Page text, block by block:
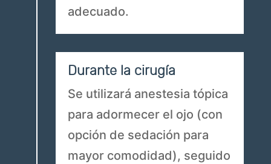
adecuado.
Durante la cirugía
Se utilizará anestesia tópica
para adormecer el ojo (con
opción de sedación para
mayor comodidad), seguido